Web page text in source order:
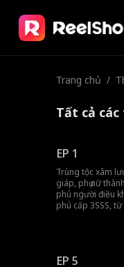
Trang chủ /
p
Tất cả
EP 1
Trùng tộc xâm
giáp, phụ nữ
phú người điều
phú cấp 3SSS,
EP 5